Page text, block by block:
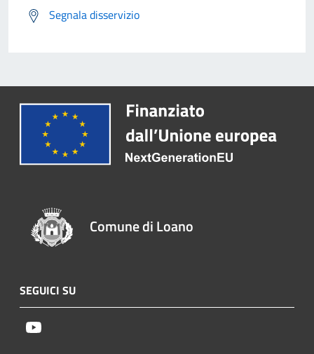
Segnala disservizio
Comune di Loano
SEGUICI SU